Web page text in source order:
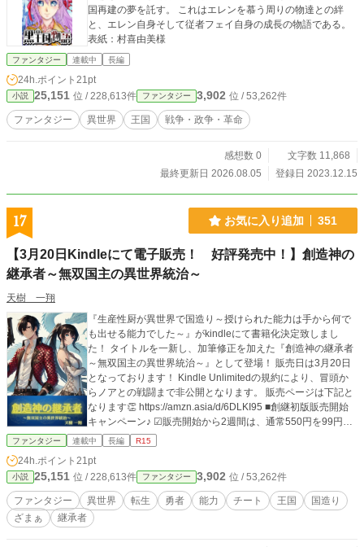
国再建の夢を託す。 これはエレンを慕う周りの物達との絆
と、エレン自身そして従者フェイ自身の成長の物語である。
表紙：村喜由美様
ファンタジー 連載中 長編
24h.ポイント 21pt
小説 25,151 位 / 228,613件 ファンタジー 3,902 位 / 53,262件
ファンタジー 異世界 王国 戦争・政争・革命
感想数 0
文字数 11,868
最終更新日 2026.08.05
登録日 2023.12.15
17 お気に入り追加 351
【3月20日Kindleにて電子販売！ 好評発売中！】創造神の
継承者～無双国主の異世界統治～
天樹 一翔
『生産性厨が異世界で国造り～授けられた能力は手から何で
も出せる能力でした～』がkindleにて書籍化決定致しまし
た！ タイトルを一新し、加筆修正を加えた『創造神の継承者
～無双国主の異世界統治～』として登場！ 販売日は3月20日
となっております！ Kindle Unlimitedの規約により、冒頭か
らノアとの戦闘まで非公開となります。 販売ページは下記と
なります👏 https://amzn.asia/d/6DLKI95 ■創継初版販売開始
キャンペーン♪ ☑販売開始から2週間は、通常550円を99円の
特大セール！ ☑3月末までに、kindleのレビューコメントを書
プレゼント。Xアカウント(旧Twitter)をフォローしたうえでD
Mで連絡下さい。下記がXアカウント(旧Twitter)です。 URL
https://x.com/kazuto_amaki 検索ID kazuto_amaki その他詳
細は後日ご報告致します。 是非楽しみにしていてください♪
------------------------------------------ 対向車線からトラックが
ファンタジー 連載中 長編 R15
24h.ポイント 21pt
小説 25,151 位 / 228,613件 ファンタジー 3,902 位 / 53,262件
ファンタジー 異世界 転生 勇者 能力 チート 王国
国造り
ざまぁ
継承者